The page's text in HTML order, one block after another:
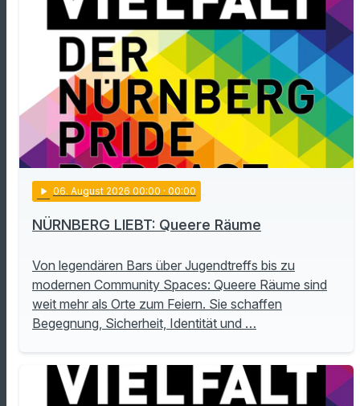
play_arrow 06. August 2026 00:00 · 00:00
NÜRNBERG LIEBT: Queere Räume
Von legendären Bars über Jugendtreffs bis zu
modernen Community Spaces: Queere Räume sind
weit mehr als Orte zum Feiern. Sie schaffen
Begegnung, Sicherheit, Identität und …